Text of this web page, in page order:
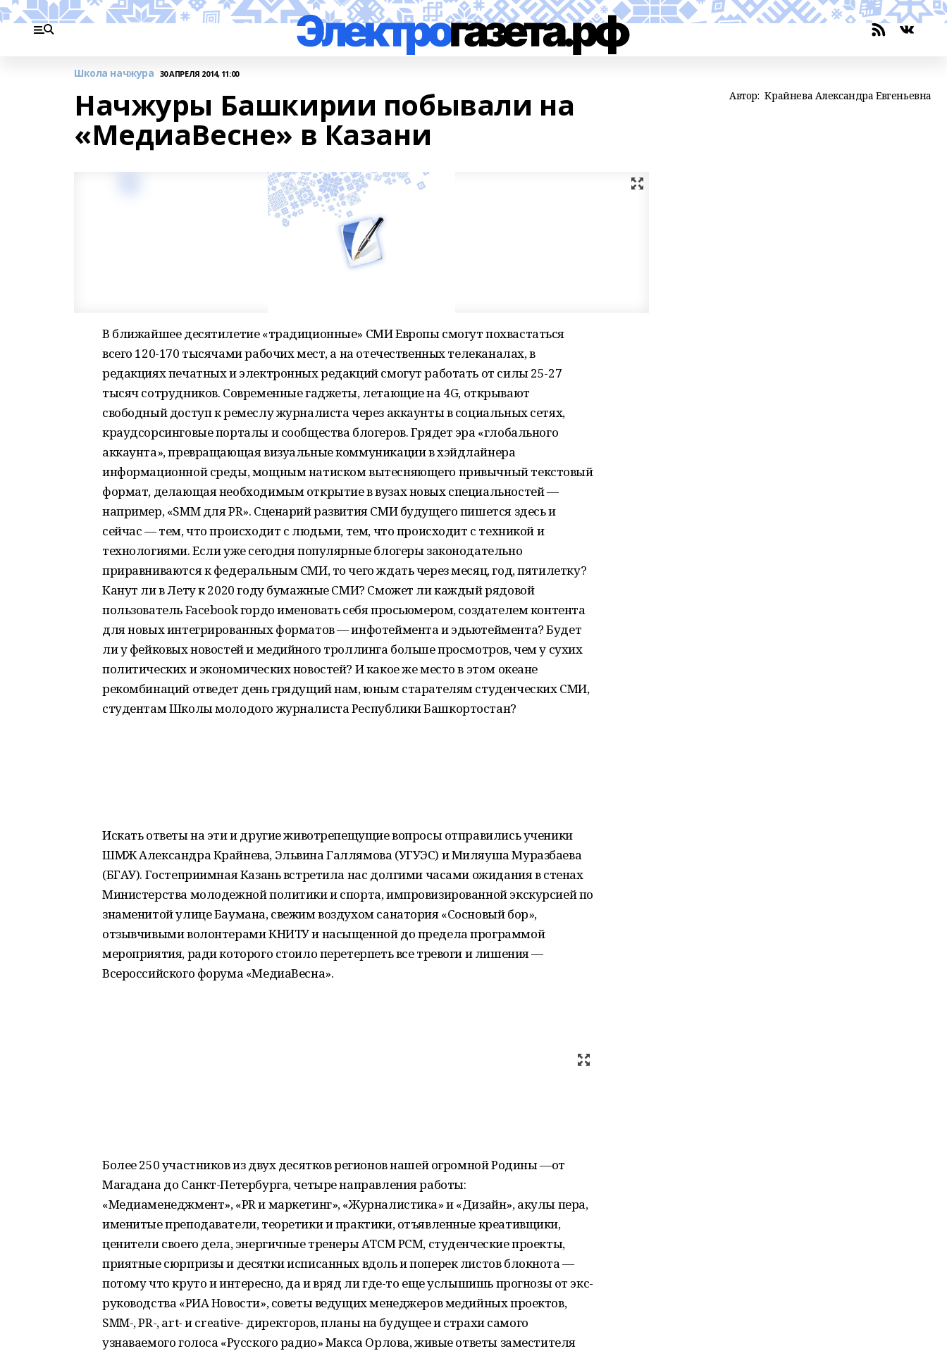
Школа начжура 30 АПРЕЛЯ 2014, 11:00
Начжуры Башкирии побывали на
«МедиаВесне» в Казани
В ближайшее десятилетие «традиционные» СМИ Европы смогут похвастаться
всего 120-170 тысячами рабочих мест, а на отечественных телеканалах, в
редакциях печатных и электронных редакций смогут работать от силы 25-27
тысяч сотрудников. Современные гаджеты, летающие на 4G, открывают
свободный доступ к ремеслу журналиста через аккаунты в социальных сетях,
краудсорсинговые порталы и сообщества блогеров. Грядет эра «глобального
аккаунта», превращающая визуальные коммуникации в хэйдлайнера
информационной среды, мощным натиском вытесняющего привычный текстовый
формат, делающая необходимым открытие в вузах новых специальностей —
например, «SMM для PR». Сценарий развития СМИ будущего пишется здесь и
сейчас — тем, что происходит с людьми, тем, что происходит с техникой и
технологиями. Если уже сегодня популярные блогеры законодательно
приравниваются к федеральным СМИ, то чего ждать через месяц, год, пятилетку?
Канут ли в Лету к 2020 году бумажные СМИ? Сможет ли каждый рядовой
пользователь Facebook гордо именовать себя просьюмером, создателем контента
для новых интегрированных форматов — инфотеймента и эдьютеймента? Будет
ли у фейковых новостей и медийного троллинга больше просмотров, чем у сухих
политических и экономических новостей? И какое же место в этом океане
рекомбинаций отведет день грядущий нам, юным старателям студенческих СМИ,
студентам Школы молодого журналиста Республики Башкортостан?
Искать ответы на эти и другие животрепещущие вопросы отправились ученики
ШМЖ Александра Крайнева, Эльвина Галлямова (УГУЭС) и Миляуша Муразбаева
(БГАУ). Гостеприимная Казань встретила нас долгими часами ожидания в стенах
Министерства молодежной политики и спорта, импровизированной экскурсией по
знаменитой улице Баумана, свежим воздухом санатория «Сосновый бор»,
отзывчивыми волонтерами КНИТУ и насыщенной до предела программой
мероприятия, ради которого стоило перетерпеть все тревоги и лишения —
Всероссийского форума «МедиаВесна».
Более 250 участников из двух десятков регионов нашей огромной Родины —от
Магадана до Санкт-Петербурга, четыре направления работы:
«Медиаменеджмент», «PR и маркетинг», «Журналистика» и «Дизайн», акулы пера,
именитые преподаватели, теоретики и практики, отъявленные креативщики,
ценители своего дела, энергичные тренеры АТСМ РСМ, студенческие проекты,
приятные сюрпризы и десятки исписанных вдоль и поперек листов блокнота —
потому что круто и интересно, да и вряд ли где-то еще услышишь прогнозы от экс-
руководства «РИА Новости», советы ведущих менеджеров медийных проектов,
SMM-, PR-, art- и creative- директоров, планы на будущее и страхи самого
узнаваемого голоса «Русского радио» Макса Орлова, живые ответы заместителя
Автор: Крайнева Александра Евгеньевна